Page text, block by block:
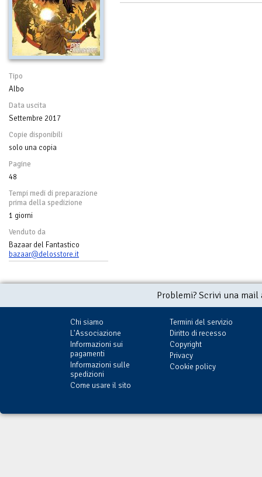
Tipo
Albo
Data uscita
Settembre 2017
Copie disponibili
solo una copia
Pagine
48
Tempi medi di preparazione
prima della spedizione
1 giorni
Venduto da
Bazaar del Fantastico
bazaar@delosstore.it
Problemi? Scrivi una
Chi siamo
L'Associazione
Informazioni sui
pagamenti
Informazioni sulle
spedizioni
Come usare il sito
Termini del servizio
Diritto di recesso
Copyright
Privacy
Cookie policy